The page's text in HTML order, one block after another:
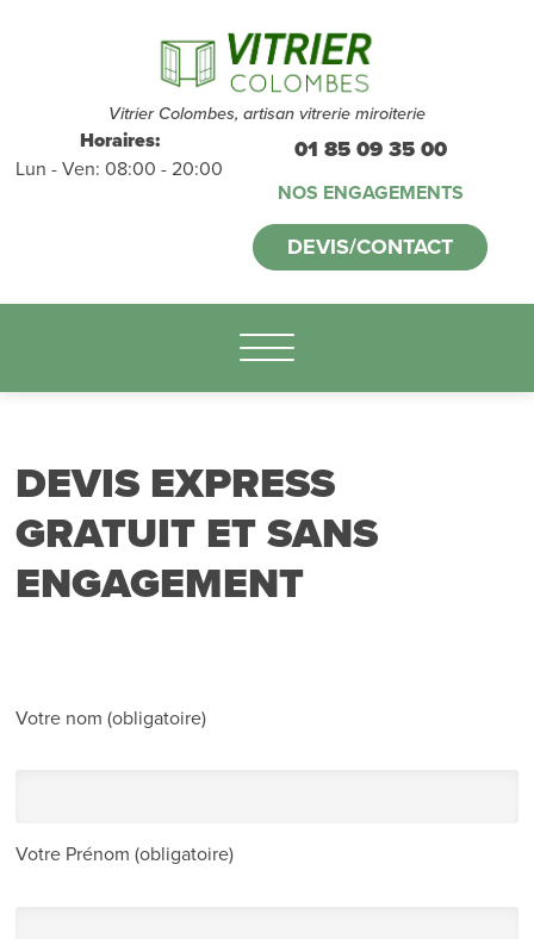
Vitrier Colombes, artisan vitrerie miroiterie
Horaires:
Lun - Ven: 08:00 - 20:00
01 85 09 35 00
NOS ENGAGEMENTS
DEVIS/CONTACT
Devis et
déplacements
gratuitssans
engagement
appelez-nous :
01.85.09.35.00
DEVIS EXPRESS
GRATUIT ET SANS
ENGAGEMENT
Votre nom (obligatoire)
Votre Prénom (obligatoire)